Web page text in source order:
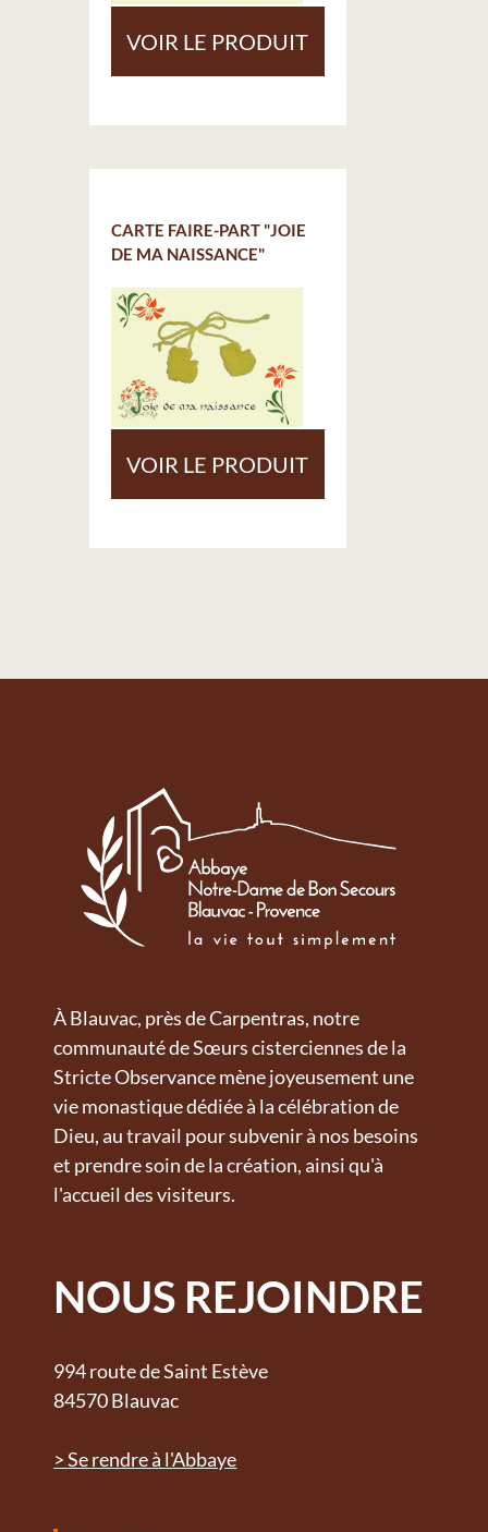
VOIR LE PRODUIT
CARTE FAIRE-PART "JOIE
DE MA NAISSANCE"
VOIR LE PRODUIT
À Blauvac, près de Carpentras, notre
communauté de Sœurs cisterciennes de la
Stricte Observance mène joyeusement une
vie monastique dédiée à la célébration de
Dieu, au travail pour subvenir à nos besoins
et prendre soin de la création, ainsi qu'à
l'accueil des visiteurs.
NOUS REJOINDRE
994 route de Saint Estève
84570 Blauvac
> Se rendre à l'Abbaye